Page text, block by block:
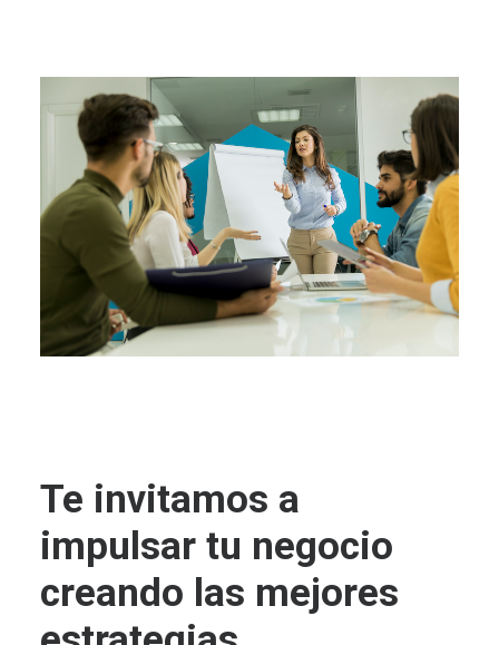
Te invitamos a
impulsar tu negocio
creando las mejores